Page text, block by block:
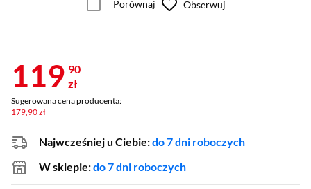
Porównaj Obserwuj
119 90
zł
Sugerowana cena producenta:
179,90 zł
Najwcześniej u Ciebie:do 7 dni roboczych
W sklepie:do 7 dni roboczych